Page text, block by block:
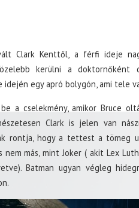
Clark Kenttől, a férfi ideje
kerülni a doktornőként
egy apró bolygón, ami tele
a cselekmény, amikor Bruce
Clark is jelen van
rontja, hogy a tettest a tömeg
nem más, mint Joker ( akit Lex
Batman ugyan végleg